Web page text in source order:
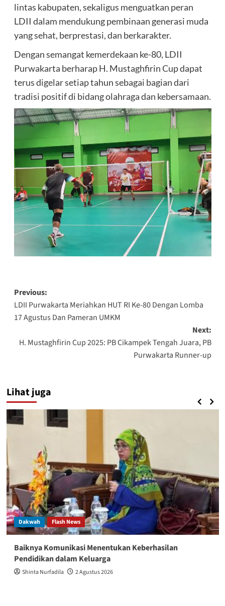
lintas kabupaten, sekaligus menguatkan peran
LDII dalam mendukung pembinaan generasi muda
yang sehat, berprestasi, dan berkarakter.
Dengan semangat kemerdekaan ke-80, LDII
Purwakarta berharap H. Mustaghfirin Cup dapat
terus digelar setiap tahun sebagai bagian dari
tradisi positif di bidang olahraga dan kebersamaan.
Post
navigation
Previous:
LDII Purwakarta Meriahkan HUT RI Ke-80 Dengan Lomba
17 Agustus Dan Pameran UMKM
Next:
H. Mustaghfirin Cup 2025: PB Cikampek Tengah Juara, PB
Purwakarta Runner-up
Lihat juga
Dakwah Flash News
Baiknya Komunikasi Menentukan Keberhasilan
Pendidikan dalam Keluarga
Shinta Nurfadila 2 Agustus 2026